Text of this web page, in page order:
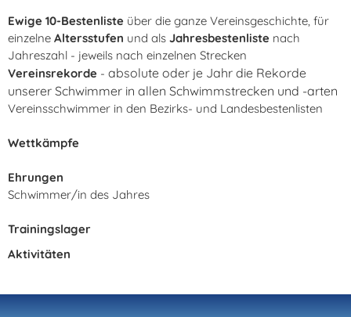
Ewige 10-Bestenliste über die ganze Vereinsgeschichte, für
einzelne Altersstufen und als Jahresbestenliste nach
Jahreszahl - jeweils nach einzelnen Strecken
Vereinsrekorde - absolute oder je Jahr die Rekorde
unserer Schwimmer in allen Schwimmstrecken und -arten
Vereinsschwimmer in den Bezirks- und Landesbestenlisten
Wettkämpfe
Ehrungen
Schwimmer/in des Jahres
Trainingslager
Aktivitäten